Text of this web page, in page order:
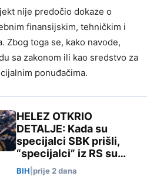
nije predočio dokaze o
finansijskim, tehničkim i
Zbog toga se, kako navode,
sa zakonom ili kao sredstvo za
ponuđačima.
HELEZ OTKRIO
DETALJE: Kada su
specijalci SBK prišli,
“specijalci” iz RS su…
BIH prije 2 dana